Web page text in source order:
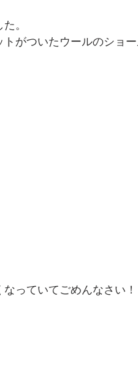
。
がついたウールのショ
っていてごめんなさい！